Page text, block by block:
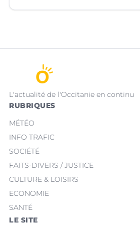
sapeurs-pompiers volontaires.
L'actualité de l'Occitanie en continu
RUBRIQUES
MÉTÉO
INFO TRAFIC
SOCIÉTÉ
FAITS-DIVERS / JUSTICE
CULTURE & LOISIRS
ECONOMIE
SANTÉ
LE SITE